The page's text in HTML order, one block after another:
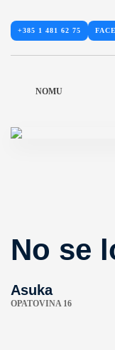
+385 1 481 62 75
NOMU
No se
Asuka
OPATOVINA 16